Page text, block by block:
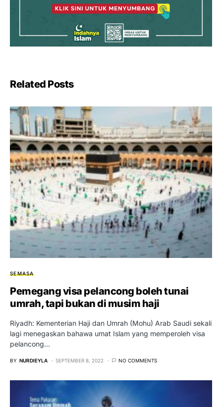
Related Posts
SEMASA
Pemegang visa pelancong boleh tunai
umrah, tapi bukan di musim haji
Riyadh: Kementerian Haji dan Umrah (Mohu) Arab Saudi sekali
lagi menegaskan bahawa umat Islam yang memperoleh visa
pelancong…
BY NURDIEYLA SEPTEMBER 8, 2022 NO COMMENTS